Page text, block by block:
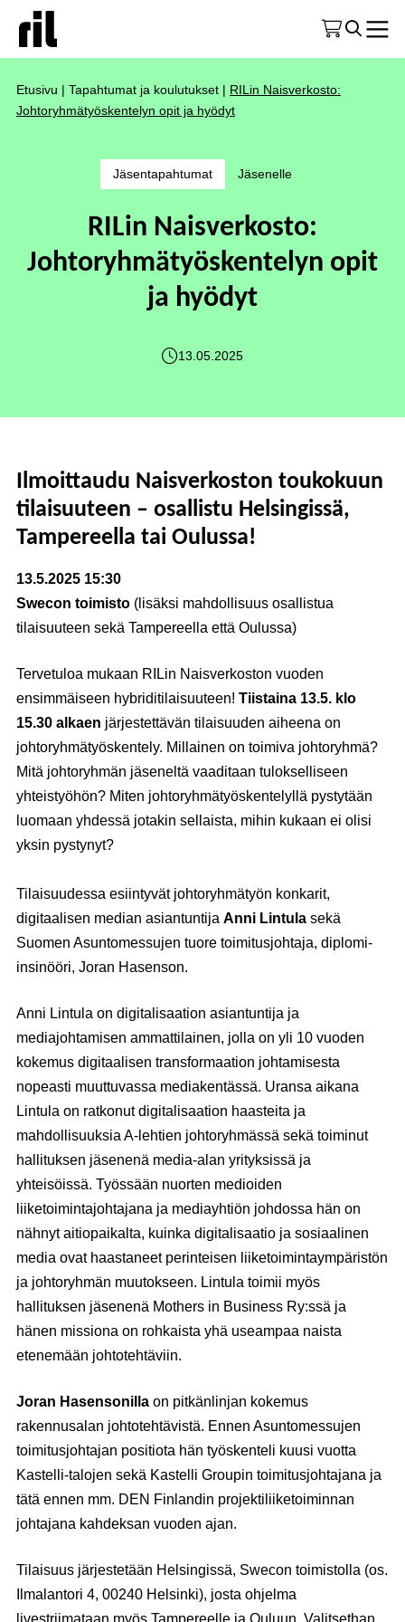
Etusivu | Tapahtumat ja koulutukset | RILin Naisverkosto:
Johtoryhmätyöskentelyn opit ja hyödyt
Jäsentapahtumat Jäsenelle
RILin Naisverkosto:
Johtoryhmätyöskentelyn opit
ja hyödyt
13.05.2025
Ilmoittaudu Naisverkoston toukokuun
tilaisuuteen – osallistu Helsingissä,
Tampereella tai Oulussa!
13.5.2025 15:30
Swecon toimisto (lisäksi mahdollisuus osallistua
tilaisuuteen sekä Tampereella että Oulussa)
Tervetuloa mukaan RILin Naisverkoston vuoden
ensimmäiseen hybriditilaisuuteen! Tiistaina 13.5. klo
15.30 alkaen järjestettävän tilaisuuden aiheena on
johtoryhmätyöskentely. Millainen on toimiva johtoryhmä?
Mitä johtoryhmän jäseneltä vaaditaan tulokselliseen
yhteistyöhön? Miten johtoryhmätyöskentelyllä pystytään
luomaan yhdessä jotakin sellaista, mihin kukaan ei olisi
yksin pystynyt?
Tilaisuudessa esiintyvät johtoryhmätyön konkarit,
digitaalisen median asiantuntija Anni Lintula sekä
Suomen Asuntomessujen tuore toimitusjohtaja, diplomi-
insinööri, Joran Hasenson.
Anni Lintula on digitalisaation asiantuntija ja
mediajohtamisen ammattilainen, jolla on yli 10 vuoden
kokemus digitaalisen transformaation johtamisesta
nopeasti muuttuvassa mediakentässä. Uransa aikana
Lintula on ratkonut digitalisaation haasteita ja
mahdollisuuksia A-lehtien johtoryhmässä sekä toiminut
hallituksen jäsenenä media-alan yrityksissä ja
yhteisöissä. Työssään nuorten medioiden
liiketoimintajohtajana ja mediayhtiön johdossa hän on
nähnyt aitiopaikalta, kuinka digitalisaatio ja sosiaalinen
media ovat haastaneet perinteisen liiketoimintaympäristön
ja johtoryhmän muutokseen. Lintula toimii myös
hallituksen jäsenenä Mothers in Business Ry:ssä ja
hänen missiona on rohkaista yhä useampaa naista
etenemään johtotehtäviin.
Joran Hasensonilla on pitkänlinjan kokemus
rakennusalan johtotehtävistä. Ennen Asuntomessujen
toimitusjohtajan positiota hän työskenteli kuusi vuotta
Kastelli-talojen sekä Kastelli Groupin toimitusjohtajana ja
tätä ennen mm. DEN Finlandin projektiliiketoiminnan
johtajana kahdeksan vuoden ajan.
Tilaisuus järjestetään Helsingissä, Swecon toimistolla (os.
Ilmalantori 4, 00240 Helsinki), josta ohjelma
livestriimataan myös Tampereelle ja Ouluun. Valitsethan